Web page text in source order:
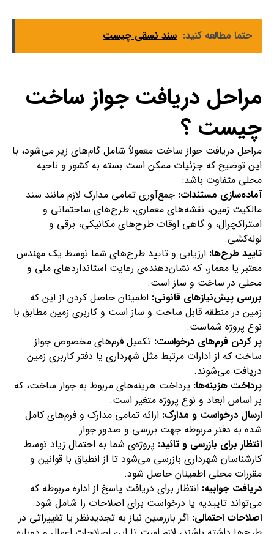
حتما مطالعه کنید: سند نسقی چیست
مراحل دریافت جواز ساخت
چیست ؟
مراحل دریافت جواز ساخت معمولاً شامل گام‌های زیر می‌شود، با
این توضیح که جزئیات ممکن است بسته به کشور و ناحیه
محلی متفاوت باشد:
آماده‌سازی مستندات: جمع‌آوری تمامی مدارک لازم مانند سند
مالکیت زمین، نقشه‌های معماری، طرح‌های ساختمانی و
استراکچرال، و گاهی اوقات طرح‌های مکانیکی، برقی و
لوله‌کشی.
تایید طرح‌ها: ارزیابی و تایید طرح‌های شما توسط یک مهندس
معتبر یا معمار، که نشان‌دهنده‌ی رعایت استانداردهای ملی و
محلی در ساخت و ساز است.
بررسی پیش‌نیازهای قانونی: اطمینان حاصل کردن از این‌ که
زمین در منطقه قابل ساخت و ساز است و کاربری زمین مطابق با
نوع پروژه شماست.
پر کردن فرم‌های درخواست: تکمیل فرم‌های مخصوص جواز
ساخت که از ادارات مرتبط مثل شهرداری یا دفتر کاربری زمین
دریافت می‌شوند.
پرداخت هزینه‌ها: پرداخت هزینه‌های مربوط به جواز ساخت، که
بر اساس ابعاد و نوع پروژه متغیر است.
ارسال درخواست و مدارک: ارائه تمامی مدارک و فرم‌های کامل
شده به دفتر مربوطه جهت بررسی و صدور جواز.
انتظار برای بازرسی و تائید: پروژه‌ی شما به احتمال زیاد توسط
کارشناسان شهرداری بازرسی می‌شود تا از انطباق با قوانین و
مقررات محلی اطمینان حاصل شود.
دریافت جوابیه: انتظار برای دریافت پاسخ از اداره مربوطه که
می‌تواند تاییدیه یا درخواست برای اصلاحات را شامل شود.
اصلاحات احتمالی: اگر بازرسین نیاز به تجدیدنظر یا تغییراتی در